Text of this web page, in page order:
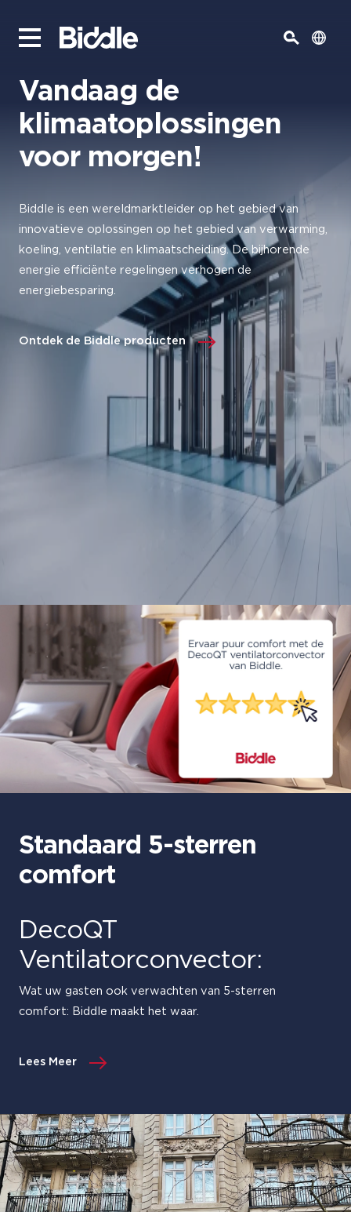
Vandaag de
klimaatoplossingen
voor morgen!
Biddle is een wereldmarktleider op het gebied van
innovatieve oplossingen op het gebied van verwarming,
koeling, ventilatie en klimaatscheiding. De bijhorende
energie efficiënte regelingen verhogen de
energiebesparing.
Ontdek de Biddle producten
Standaard 5-sterren
comfort
DecoQT
Ventilatorconvector:
Wat uw gasten ook verwachten van 5-sterren
comfort: Biddle maakt het waar.
Lees Meer